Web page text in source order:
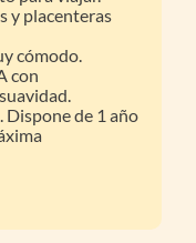
y placenteras
cómodo.
con
Dispone de 1 año